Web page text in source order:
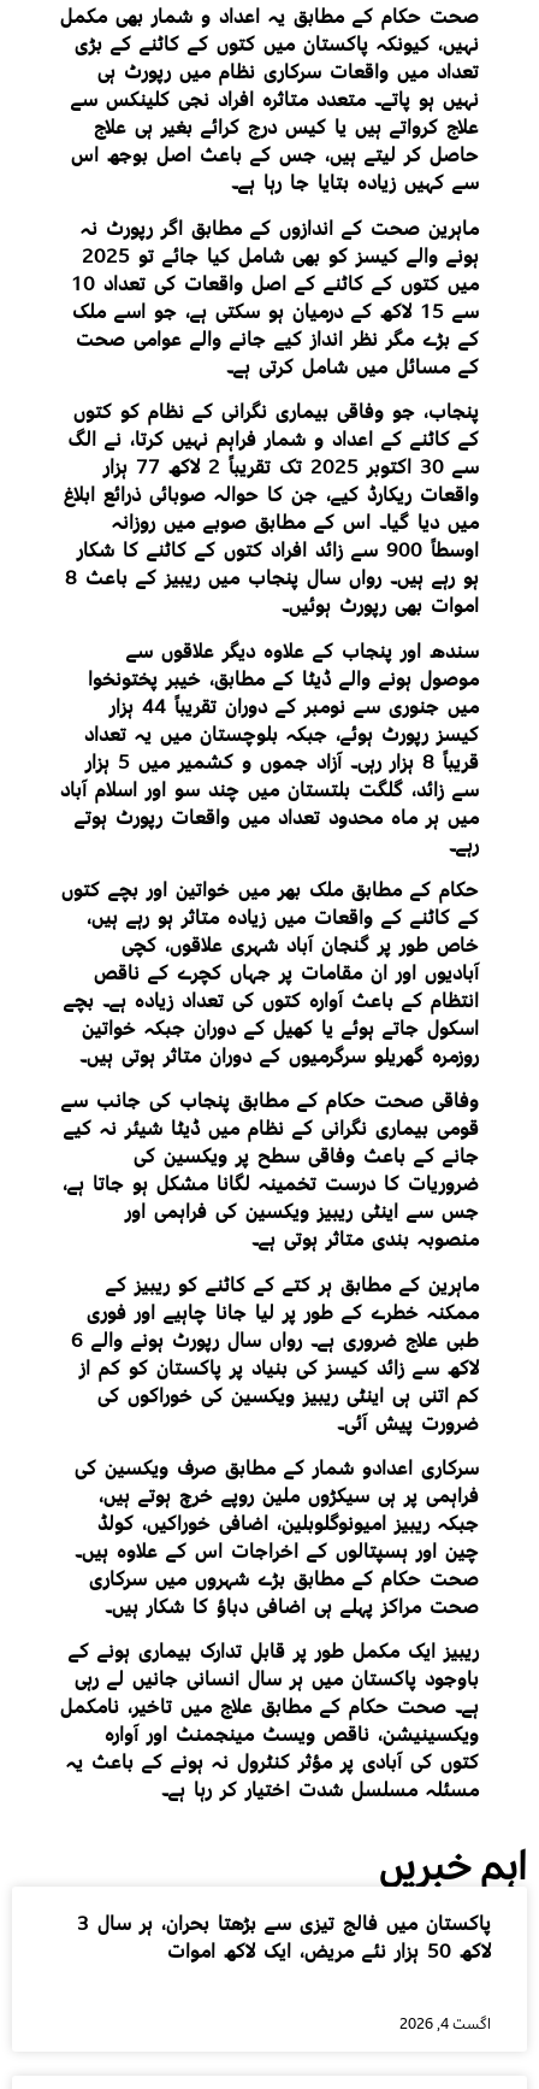
صحت حکام کے مطابق یہ اعداد و شمار بھی مکمل
نہیں، کیونکہ پاکستان میں کتوں کے کاٹنے کے بڑی
تعداد میں واقعات سرکاری نظام میں رپورٹ ہی
نہیں ہو پاتے۔ متعدد متاثرہ افراد نجی کلینکس سے
علاج کرواتے ہیں یا کیس درج کرائے بغیر ہی علاج
حاصل کر لیتے ہیں، جس کے باعث اصل بوجھ اس
سے کہیں زیادہ بتایا جا رہا ہے۔
ماہرین صحت کے اندازوں کے مطابق اگر رپورٹ نہ
ہونے والے کیسز کو بھی شامل کیا جائے تو 2025
میں کتوں کے کاٹنے کے اصل واقعات کی تعداد 10
سے 15 لاکھ کے درمیان ہو سکتی ہے، جو اسے ملک
کے بڑے مگر نظر انداز کیے جانے والے عوامی صحت
کے مسائل میں شامل کرتی ہے۔
پنجاب، جو وفاقی بیماری نگرانی کے نظام کو کتوں
کے کاٹنے کے اعداد و شمار فراہم نہیں کرتا، نے الگ
سے 30 اکتوبر 2025 تک تقریباً 2 لاکھ 77 ہزار
واقعات ریکارڈ کیے، جن کا حوالہ صوبائی ذرائع ابلاغ
میں دیا گیا۔ اس کے مطابق صوبے میں روزانہ
اوسطاً 900 سے زائد افراد کتوں کے کاٹنے کا شکار
ہو رہے ہیں۔ رواں سال پنجاب میں ریبیز کے باعث 8
اموات بھی رپورٹ ہوئیں۔
سندھ اور پنجاب کے علاوہ دیگر علاقوں سے
موصول ہونے والے ڈیٹا کے مطابق، خیبر پختونخوا
میں جنوری سے نومبر کے دوران تقریباً 44 ہزار
کیسز رپورٹ ہوئے، جبکہ بلوچستان میں یہ تعداد
قریباً 8 ہزار رہی۔ آزاد جموں و کشمیر میں 5 ہزار
سے زائد، گلگت بلتستان میں چند سو اور اسلام آباد
میں ہر ماہ محدود تعداد میں واقعات رپورٹ ہوتے
رہے۔
حکام کے مطابق ملک بھر میں خواتین اور بچے کتوں
کے کاٹنے کے واقعات میں زیادہ متاثر ہو رہے ہیں،
خاص طور پر گنجان آباد شہری علاقوں، کچی
آبادیوں اور ان مقامات پر جہاں کچرے کے ناقص
انتظام کے باعث آوارہ کتوں کی تعداد زیادہ ہے۔ بچے
اسکول جاتے ہوئے یا کھیل کے دوران جبکہ خواتین
روزمرہ گھریلو سرگرمیوں کے دوران متاثر ہوتی ہیں۔
وفاقی صحت حکام کے مطابق پنجاب کی جانب سے
قومی بیماری نگرانی کے نظام میں ڈیٹا شیئر نہ کیے
جانے کے باعث وفاقی سطح پر ویکسین کی
ضروریات کا درست تخمینہ لگانا مشکل ہو جاتا ہے،
جس سے اینٹی ریبیز ویکسین کی فراہمی اور
منصوبہ بندی متاثر ہوتی ہے۔
ماہرین کے مطابق ہر کتے کے کاٹنے کو ریبیز کے
ممکنہ خطرے کے طور پر لیا جانا چاہیے اور فوری
طبی علاج ضروری ہے۔ رواں سال رپورٹ ہونے والے 6
لاکھ سے زائد کیسز کی بنیاد پر پاکستان کو کم از
کم اتنی ہی اینٹی ریبیز ویکسین کی خوراکوں کی
ضرورت پیش آئی۔
سرکاری اعدادو شمار کے مطابق صرف ویکسین کی
فراہمی پر ہی سیکڑوں ملین روپے خرچ ہوتے ہیں،
جبکہ ریبیز امیونوگلوبلین، اضافی خوراکیں، کولڈ
چین اور ہسپتالوں کے اخراجات اس کے علاوہ ہیں۔
صحت حکام کے مطابق بڑے شہروں میں سرکاری
صحت مراکز پہلے ہی اضافی دباؤ کا شکار ہیں۔
ریبیز ایک مکمل طور پر قابلِ تدارک بیماری ہونے کے
باوجود پاکستان میں ہر سال انسانی جانیں لے رہی
ہے۔ صحت حکام کے مطابق علاج میں تاخیر، نامکمل
ویکسینیشن، ناقص ویسٹ مینجمنٹ اور آوارہ
کتوں کی آبادی پر مؤثر کنٹرول نہ ہونے کے باعث یہ
مسئلہ مسلسل شدت اختیار کر رہا ہے۔
اہم خبریں
پاکستان میں فالج تیزی سے بڑھتا بحران، ہر سال 3
لاکھ 50 ہزار نئے مریض، ایک لاکھ اموات
اگست 4, 2026